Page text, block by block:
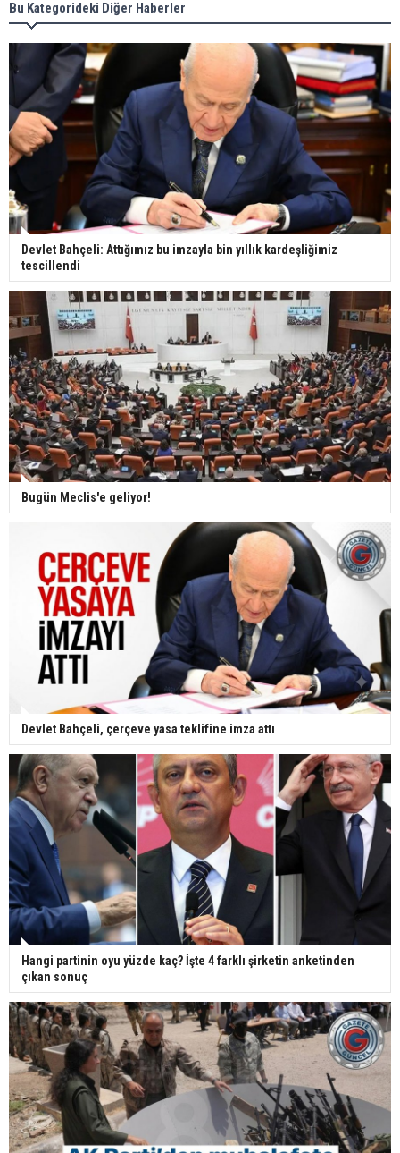
Bu Kategorideki Diğer Haberler
Devlet Bahçeli: Attığımız bu imzayla bin yıllık kardeşliğimiz
tescillendi
Bugün Meclis'e geliyor!
Devlet Bahçeli, çerçeve yasa teklifine imza attı
Hangi partinin oyu yüzde kaç? İşte 4 farklı şirketin anketinden
çıkan sonuç